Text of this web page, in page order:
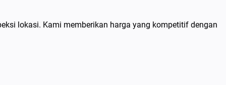
lokasi. Kami memberikan harga yang kompetitif dengan